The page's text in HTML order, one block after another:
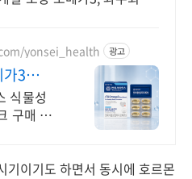
yonsei_health 광고
3
식물성
구매 시
이기도 하면서 동시에 호르몬